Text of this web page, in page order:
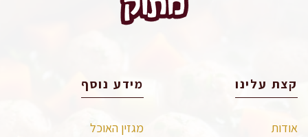
קצת עלינו
אודות
מידע נוסף
מגזין האוכל